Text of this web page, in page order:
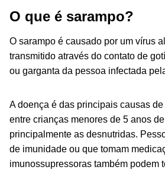
O que é sarampo?
O sarampo é causado por um vírus
transmitido através do contato de
ou garganta da pessoa infectada
A doença é das principais causas
entre crianças menores de 5 anos
principalmente as desnutridas.
de imunidade ou que tomam
imunossupressoras também podem